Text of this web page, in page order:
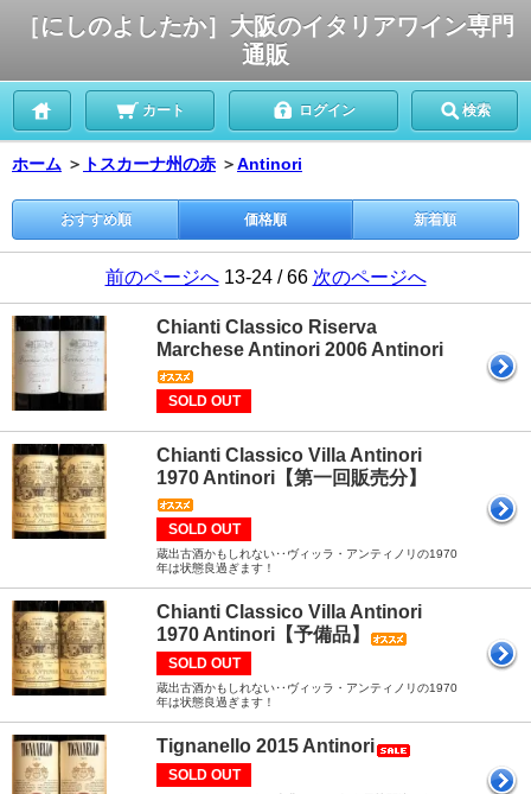
［にしのよしたか］大阪のイタリアワイン専門
通販
カート ログイン 検索
ホーム ＞ トスカーナ州の赤 ＞Antinori
おすすめ順 価格順 新着順
前のページへ13-24 / 66 次のページへ
Chianti Classico Riserva
Marchese Antinori 2006 Antinori
SOLD OUT
Chianti Classico Villa Antinori
1970 Antinori【第一回販売分】
SOLD OUT
蔵出古酒かもしれない‥ヴィッラ・アンティノリの1970
年は状態良過ぎます！
Chianti Classico Villa Antinori
1970 Antinori【予備品】
SOLD OUT
蔵出古酒かもしれない‥ヴィッラ・アンティノリの1970
年は状態良過ぎます！
Tignanello 2015 Antinori
SOLD OUT